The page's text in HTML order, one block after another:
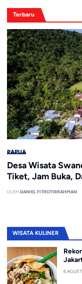
Terbaru
PAPUA
Desa Wisata
Tiket, Jam Buka,
OLEH DANIEL FITROTIRRAHMAN
WISATA KULINER
6